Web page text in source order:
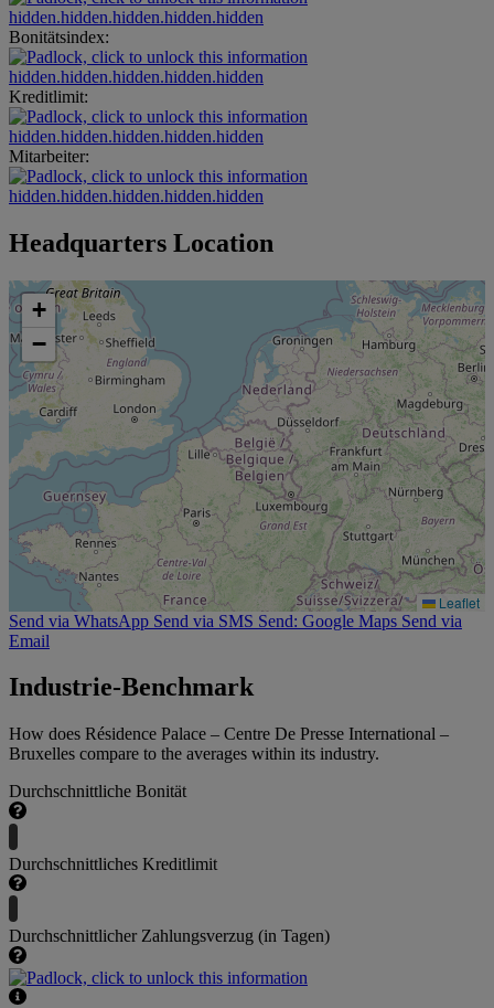
hidden.hidden.hidden.hidden.hidden
Bonitätsindex:
hidden.hidden.hidden.hidden.hidden
Kreditlimit:
hidden.hidden.hidden.hidden.hidden
Mitarbeiter:
hidden.hidden.hidden.hidden.hidden
Headquarters Location
+
−
Leaflet
Send via WhatsApp Send via SMS Send: Google Maps Send via
Email
Industrie-Benchmark
How does Résidence Palace – Centre De Presse International –
Bruxelles compare to the averages within its industry.
Durchschnittliche Bonität
Durchschnittliches Kreditlimit
Durchschnittlicher Zahlungsverzug (in Tagen)